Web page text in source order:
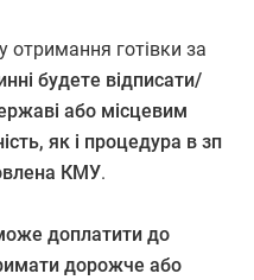
готівки за
будете відписати/
або місцевим
як і процедура в зп
КМУ.
доплатити до
дорожче або